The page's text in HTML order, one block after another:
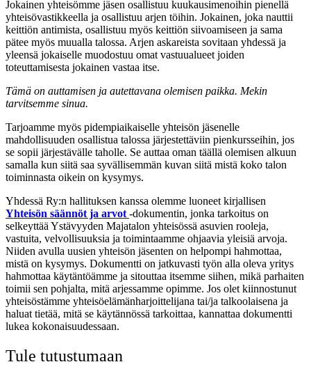
Jokainen yhteisömme jäsen osallistuu kuukausimenoihin pienellä
yhteisövastikkeella ja osallistuu arjen töihin. Jokainen, joka nauttii
keittiön antimista, osallistuu myös keittiön siivoamiseen ja sama
pätee myös muualla talossa. Arjen askareista sovitaan yhdessä ja
yleensä jokaiselle muodostuu omat vastuualueet joiden
toteuttamisesta jokainen vastaa itse.
Tämä on auttamisen ja autettavana olemisen paikka. Mekin
tarvitsemme sinua.
Tarjoamme myös pidempiaikaiselle yhteisön jäsenelle
mahdollisuuden osallistua talossa järjestettäviin pienkursseihin, jos
se sopii järjestävälle taholle. Se auttaa oman täällä olemisen alkuun
samalla kun siitä saa syvällisemmän kuvan siitä mistä koko talon
toiminnasta oikein on kysymys.
Yhdessä Ry:n hallituksen kanssa olemme luoneet kirjallisen
Yhteisön säännöt ja arvot -dokumentin, jonka tarkoitus on
selkeyttää Ystävyyden Majatalon yhteisössä asuvien rooleja,
vastuita, velvollisuuksia ja toimintaamme ohjaavia yleisiä arvoja.
Niiden avulla uusien yhteisön jäsenten on helpompi hahmottaa,
mistä on kysymys. Dokumentti on jatkuvasti työn alla oleva yritys
hahmottaa käytäntöämme ja sitouttaa itsemme siihen, mikä parhaiten
toimii sen pohjalta, mitä arjessamme opimme. Jos olet kiinnostunut
yhteisöstämme yhteisöelämänharjoittelijana tai/ja talkoolaisena ja
haluat tietää, mitä se käytännössä tarkoittaa, kannattaa dokumentti
lukea kokonaisuudessaan.
Tule tutustumaan